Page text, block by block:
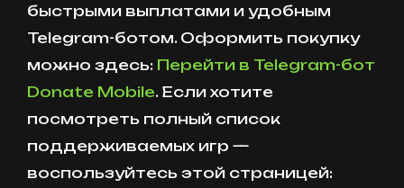
быстрыми выплатами и удобным
Telegram-ботом. Оформить покупку
можно здесь: Перейти в Telegram-бот
Donate Mobile. Если хотите
посмотреть полный список
поддерживаемых игр —
воспользуйтесь этой страницей: